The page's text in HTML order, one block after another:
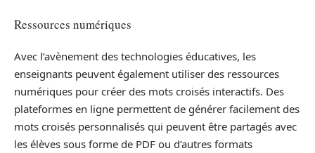
Ressources numériques
Avec l’avènement des technologies éducatives, les
enseignants peuvent également utiliser des ressources
numériques pour créer des mots croisés interactifs. Des
plateformes en ligne permettent de générer facilement des
mots croisés personnalisés qui peuvent être partagés avec
les élèves sous forme de PDF ou d’autres formats